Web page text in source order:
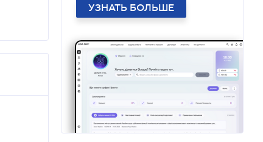
УЗНАТЬ БОЛЬШЕ